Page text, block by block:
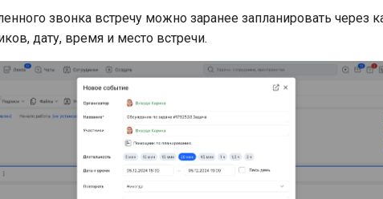
звонка встречу можно заранее запланировать через
дату, время и место встречи.